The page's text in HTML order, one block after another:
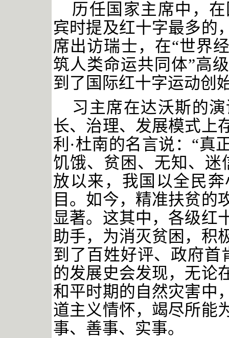
历任国家主席中，
宾时提及红十字最多的
席出访瑞士，在“世界
筑人类命运共同体”高
到了国际红十字运动创
习主席在达沃斯的
长、治理、发展模式上
利 ·杜南的名言说：“真
饥饿、贫困、无知、迷
放以来，我国以全民
目。如今，精准扶贫的
显著。这其中，各级红
助手，为消灭贫困，积
到了百姓好评、政府首
的发展史会发现，无论
和平时期的自然灾害中
道主义情怀，竭尽所能
事、善事、实事。